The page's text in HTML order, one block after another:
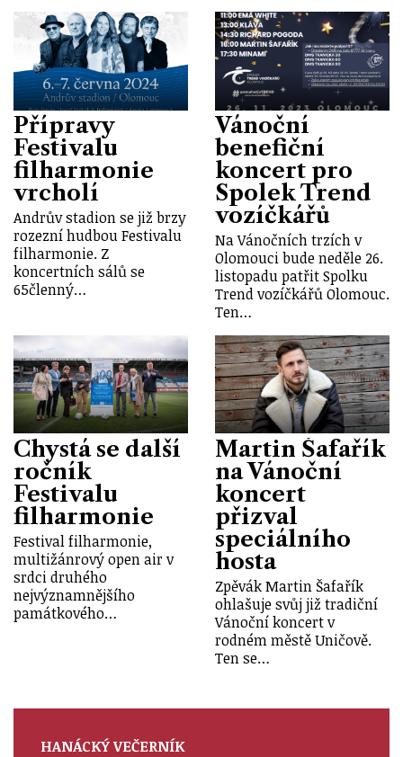
Přípravy
Festivalu
filharmonie
vrcholí
Andrův stadion se již brzy
rozezní hudbou Festivalu
filharmonie. Z
koncertních sálů se
65členný…
Vánoční
benefiční
koncert pro
Spolek Trend
vozíčkářů
Na Vánočních trzích v
Olomouci bude neděle 26.
listopadu patřit Spolku
Trend vozíčkářů Olomouc.
Ten…
Chystá se další
ročník
Festivalu
filharmonie
Festival filharmonie,
multižánrový open air v
srdci druhého
nejvýznamnějšího
památkového…
Martin Šafařík
na Vánoční
koncert
přizval
speciálního
hosta
Zpěvák Martin Šafařík
ohlašuje svůj již tradiční
Vánoční koncert v
rodném městě Uničově.
Ten se…
HANÁCKÝ VEČERNÍK